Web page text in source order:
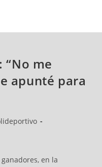
“No me
apunté para
en la